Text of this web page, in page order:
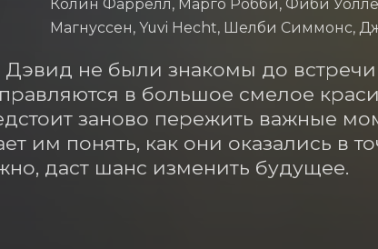
Колин Фаррелл, Марго Робби, Фиби
Магнуссен, Yuvi Hecht, Шелби Симмонс,
Дэвид не были знакомы до
в большое смелое
заново пережить важные
им понять, как они оказались в
даст шанс изменить будущее.